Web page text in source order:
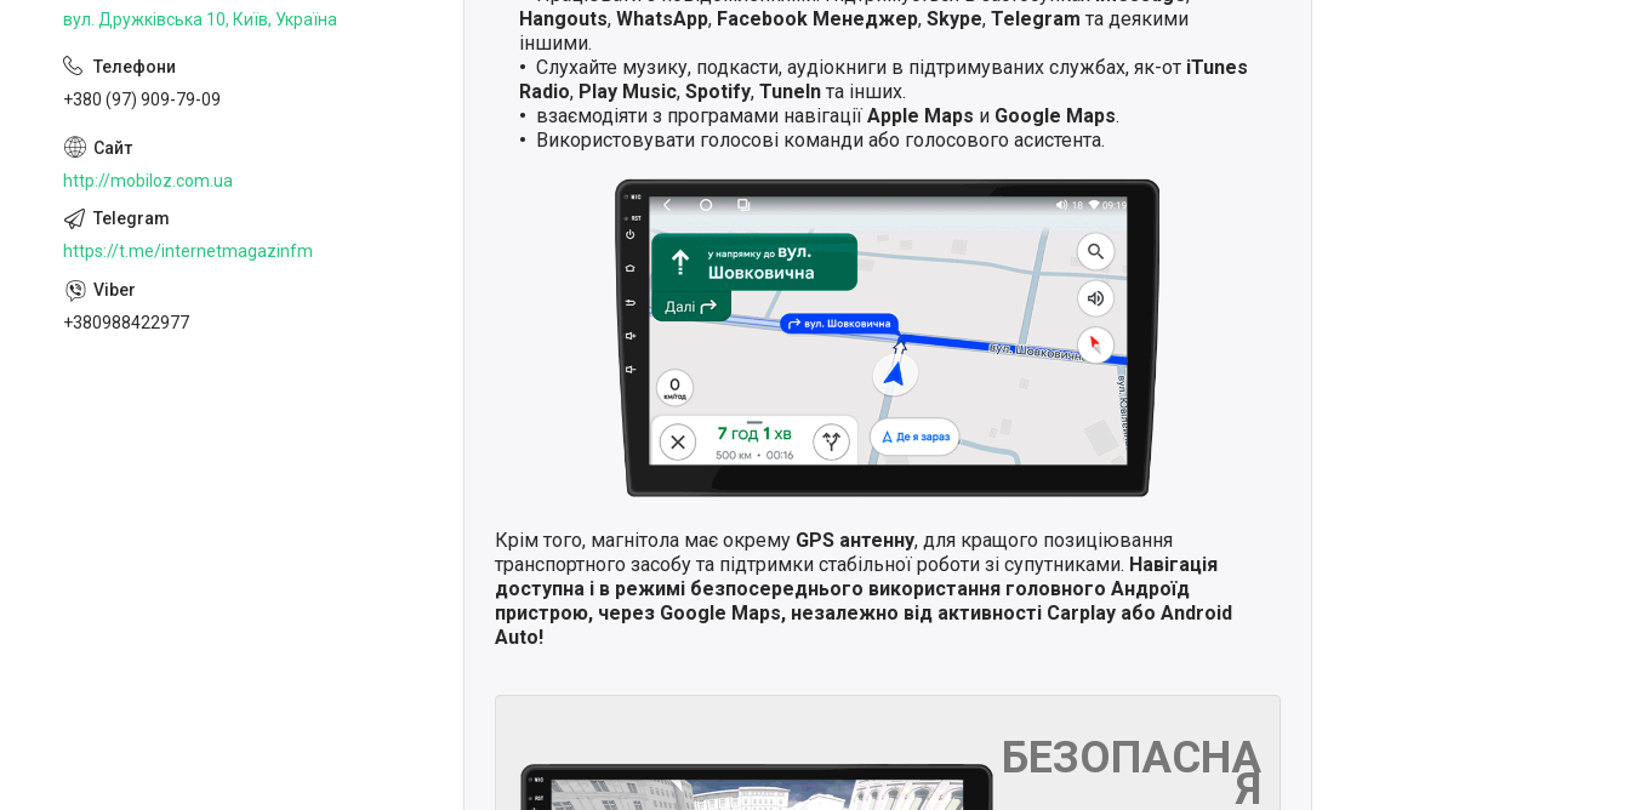
Hangouts, WhatsApp, Facebook Менеджер, Skype, Telegram та деякими
іншими.
Слухайте музику, подкасти, аудіокниги в підтримуваних службах, як-от iTunes
Radio, Play Music, Spotify, TuneIn та інших.
взаємодіяти з програмами навігації Apple Maps и Google Maps.
Використовувати голосові команди або голосового асистента.
Крім того, магнітола має окрему GPS антенну, для кращого позиціювання
транспортного засобу та підтримки стабільної роботи зі супутниками. Навігація
доступна і в режимі безпосереднього використання головного Андроїд
пристрою, через Google Maps, незалежно від активності Carplay або Android
Auto!
БЕЗОПАСНА
Я
вул. Дружківська 10, Київ, Україна
+380 (97) 909-79-09
http://mobiloz.com.ua
https://t.me/internetmagazinfm
+380988422977